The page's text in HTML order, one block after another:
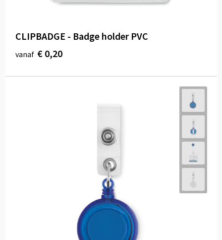
CLIPBADGE - Badge holder PVC
vanaf € 0,20